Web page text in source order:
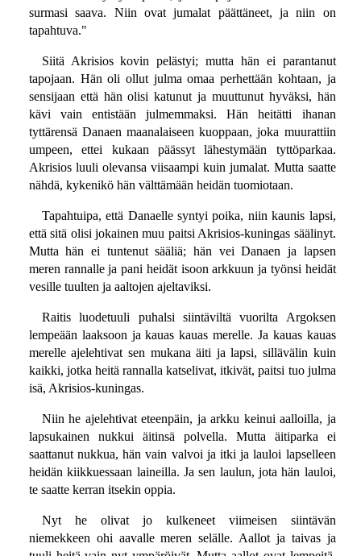
surmasi saava. Niin ovat jumalat päättäneet, ja niin on
tapahtuva."
Siitä Akrisios kovin pelästyi; mutta hän ei parantanut
tapojaan. Hän oli ollut julma omaa perhettään kohtaan, ja
sensijaan että hän olisi katunut ja muuttunut hyväksi, hän
kävi vain entistään julmemmaksi. Hän heitätti ihanan
tyttärensä Danaen maanalaiseen kuoppaan, joka muurattiin
umpeen, ettei kukaan päässyt lähestymään tyttöparkaa.
Akrisios luuli olevansa viisaampi kuin jumalat. Mutta saatte
nähdä, kykenikö hän välttämään heidän tuomiotaan.
Tapahtuipa, että Danaelle syntyi poika, niin kaunis lapsi,
että sitä olisi jokainen muu paitsi Akrisios-kuningas säälinyt.
Mutta hän ei tuntenut sääliä; hän vei Danaen ja lapsen
meren rannalle ja pani heidät isoon arkkuun ja työnsi heidät
vesille tuulten ja aaltojen ajeltaviksi.
Raitis luodetuuli puhalsi siintäviltä vuorilta Argoksen
lempeään laaksoon ja kauas kauas merelle. Ja kauas kauas
merelle ajelehtivat sen mukana äiti ja lapsi, sillävälin kuin
kaikki, jotka heitä rannalla katselivat, itkivät, paitsi tuo julma
isä, Akrisios-kuningas.
Niin he ajelehtivat eteenpäin, ja arkku keinui aalloilla, ja
lapsukainen nukkui äitinsä polvella. Mutta äitiparka ei
saattanut nukkua, hän vain valvoi ja itki ja lauloi lapselleen
heidän kiikkuessaan laineilla. Ja sen laulun, jota hän lauloi,
te saatte kerran itsekin oppia.
Nyt he olivat jo kulkeneet viimeisen siintävän
niemekkeen ohi aavalle meren selälle. Aallot ja taivas ja